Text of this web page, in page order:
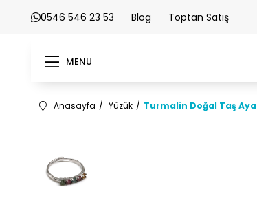
0546 546 23 53 Blog Toptan Satış
MENU
Anasayfa Yüzük Turmalin Doğal Taş